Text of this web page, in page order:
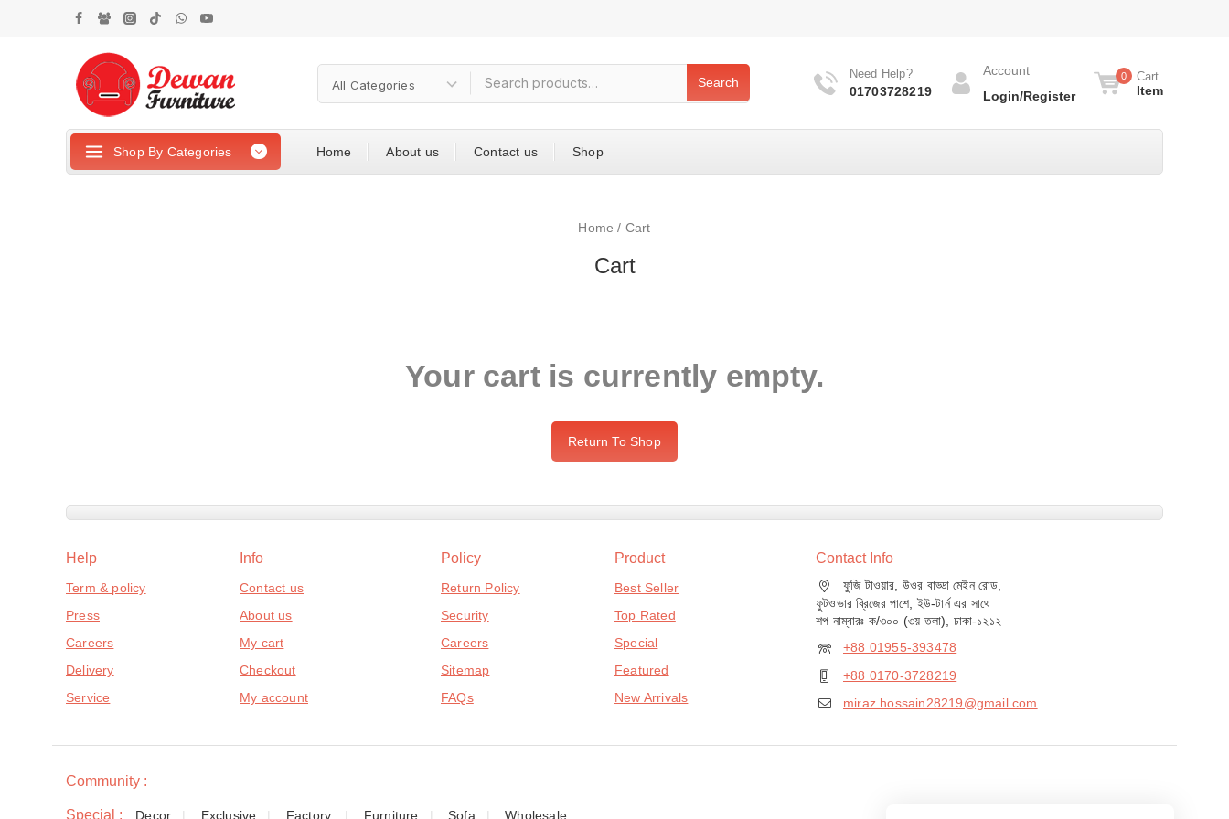
Search
Need Help?
01703728219
Account
Login/Register
0 Cart
Item
Shop By Categories Home About us Contact us Shop
Home / Cart
Cart
Your cart is currently empty.
Return To Shop
Help
Term & policy
Press
Careers
Delivery
Service
Info
Contact us
About us
My cart
Checkout
My account
Policy
Return Policy
Security
Careers
Sitemap
FAQs
Product
Best Seller
Top Rated
Special
Featured
New Arrivals
Contact Info
ফুজি টাওয়ার, উওর বাড্ডা মেইন রোড,
ফুটওভার ব্রিজের পাশে, ইউ-টার্ন এর সাথে
শপ নাম্বারঃ ক/৩০০ (৩য় তলা), ঢাকা-১২১২
+88 01955-393478
+88 0170-3728219
miraz.hossain28219@gmail.com
Community :
Special : Decor Exclusive Factory, Furniture Sofa Wholesale